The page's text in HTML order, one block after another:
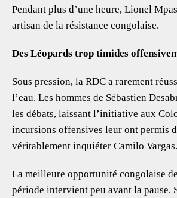
Pendant plus d’une heure, Lionel
artisan de la résistance congolaise.
Des Léopards trop timides
Sous pression, la RDC a rarement
l’eau. Les hommes de Sébastien
les débats, laissant l’initiative aux
incursions offensives leur ont permis
véritablement inquiéter Camilo Vargas.
La meilleure opportunité congolaise
période intervient peu avant la pause.